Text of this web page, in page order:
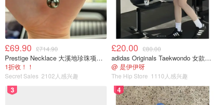
£69.90 £714.90
Prestige Necklace 大溪地珍珠项链 10-11mm
1折收！！
Secret Sales 2102人感兴趣
£20.00 £80.00
adidas Originals Taekwondo 女款黑色运动鞋
@ 是伊伊呀
The Hip Store 1110人感兴趣
3 4